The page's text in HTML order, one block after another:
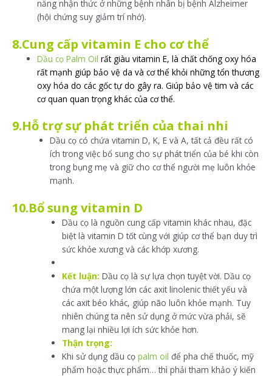
năng nhận thức ở những bệnh nhân bị bệnh Alzheimer
(hội chứng suy giảm trí nhớ).
8.Cung cấp vitamin E cho cơ thể
Dầu cọ Palm Oil rất giàu vitamin E, là chất chống oxy hóa
rất mạnh giúp bảo vệ da và cơ thể khỏi những tổn thương
oxy hóa do các gốc tự do gây ra. Giúp bảo vệ tim và các
cơ quan quan trọng khác của cơ thể.
9.Hỗ trợ sự phát triển của thai nhi
Dầu cọ có chứa vitamin D, K, E và A, tất cả đều rất có
ích trong việc bổ sung cho sự phát triển của bé khi còn
trong bụng mẹ và giữ cho cơ thể người mẹ luôn khỏe
mạnh.
10.Bổ sung vitamin D
Dầu cọ là nguồn cung cấp vitamin khác nhau, đặc
biệt là vitamin D tốt cùng với giúp cơ thể bạn duy trì
sức khỏe xương và các khớp xương.
Kết luận: Dầu cọ là sự lựa chọn tuyệt vời. Dầu cọ
chứa một lượng lớn các axit linolenic thiết yếu và
các axit béo khác, giúp não luôn khỏe mạnh. Tuy
nhiên chúng ta nên sử dụng ở mức vừa phải, sẽ
mang lại nhiều lợi ích sức khỏe hơn.
Thận trọng:
Khi sử dụng dầu cọpalm oil để pha chế thuốc, mỹ
phẩm hoặc thực phẩm… thì phải tham khảo ý kiến